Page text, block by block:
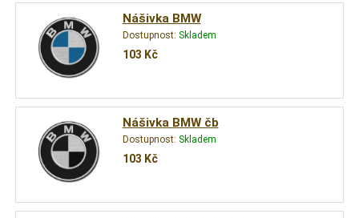
Nášivka BMW
Dostupnost: Skladem
103 Kč
Nášivka BMW čb
Dostupnost: Skladem
103 Kč